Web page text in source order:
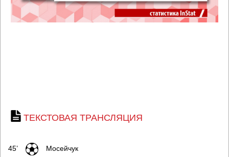
ТЕКСТОВАЯ ТРАНСЛЯЦИЯ
45’ Мосейчук